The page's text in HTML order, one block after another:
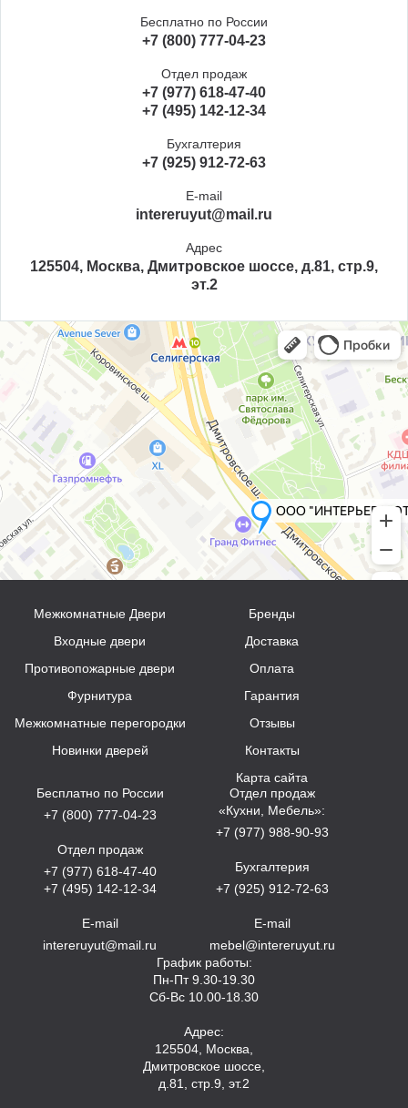
Бесплатно по России
+7 (800) 777-04-23
Отдел продаж
+7 (977) 618-47-40
+7 (495) 142-12-34
Бухгалтерия
+7 (925) 912-72-63
E-mail
intereruyut@mail.ru
Адрес
125504, Москва, Дмитровское шоссе, д.81, стр.9,
эт.2
Межкомнатные Двери
Входные двери
Противопожарные двери
Фурнитура
Межкомнатные перегородки
Новинки дверей
Бренды
Доставка
Оплата
Гарантия
Отзывы
Контакты
Карта сайта
Бесплатно по России
+7 (800) 777-04-23
Отдел продаж
+7 (977) 618-47-40
+7 (495) 142-12-34
E-mail
intereruyut@mail.ru
Отдел продаж
«Кухни, Мебель»:
+7 (977) 988-90-93
Бухгалтерия
+7 (925) 912-72-63
E-mail
mebel@intereruyut.ru
График работы:
Пн-Пт 9.30-19.30
Сб-Вс 10.00-18.30
Адрес:
125504, Москва,
Дмитровское шоссе,
д.81, стр.9, эт.2